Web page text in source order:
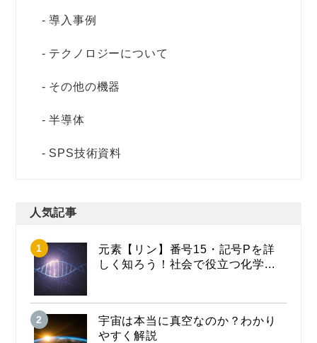
導入事例
テクノロジーについて
その他の機器
半導体
SPS技術資料
人気記事
元素【リン】番号15・記号Pを詳
しく知ろう！社会で役立つ化学...
宇宙は本当に真空なのか？わかり
やすく解説